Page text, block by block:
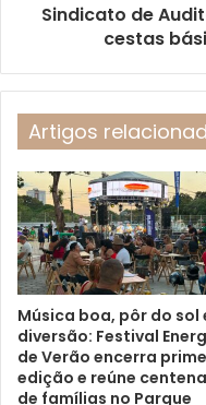
Sindicato de
cestas
Artigos
Música boa, pôr do sol
diversão: Festival
de Verão encerra
edição e reúne
de famílias no Parque